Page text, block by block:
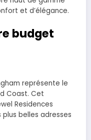
et d’élégance.
budget
représente le
Coast. Cet
Residences
belles adresses